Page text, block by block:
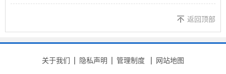
返回顶部
关于我们 隐私声明 管理制度 网站地图